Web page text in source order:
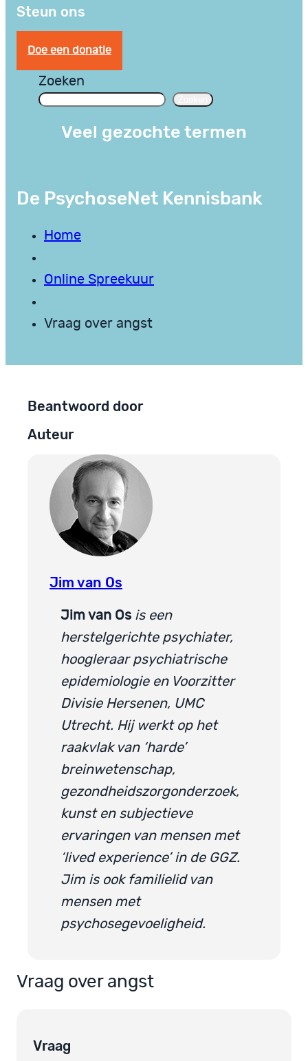
Steun ons
Doe een donatie
Zoeken
Veel gezochte termen
De PsychoseNet Kennisbank
Home
Online Spreekuur
Vraag over angst
Beantwoord door
Auteur
Jim van Os
Jim van Os is een
herstelgerichte psychiater,
hoogleraar psychiatrische
epidemiologie en Voorzitter
Divisie Hersenen, UMC
Utrecht. Hij werkt op het
raakvlak van ‘harde’
breinwetenschap,
gezondheidszorgonderzoek,
kunst en subjectieve
ervaringen van mensen met
‘lived experience’ in de GGZ.
Jim is ook familielid van
mensen met
psychosegevoeligheid.
Vraag over angst
Vraag